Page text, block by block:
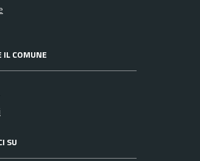
IL COMUNE
SU